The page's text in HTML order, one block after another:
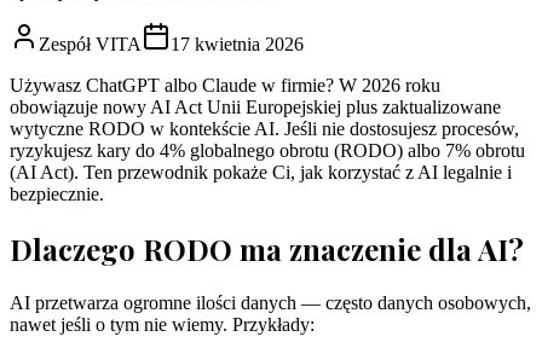
Zespół VITA
17 kwietnia 2026
Używasz ChatGPT albo Claude w firmie? W 2026 roku
obowiązuje nowy AI Act Unii Europejskiej plus zaktualizowane
wytyczne RODO w kontekście AI. Jeśli nie dostosujesz procesów,
ryzykujesz kary do 4% globalnego obrotu (RODO) albo 7% obrotu
(AI Act). Ten przewodnik pokaże Ci, jak korzystać z AI legalnie i
bezpiecznie.
Dlaczego RODO ma znaczenie dla AI?
AI przetwarza ogromne ilości danych — często danych osobowych,
nawet jeśli o tym nie wiemy. Przykłady: